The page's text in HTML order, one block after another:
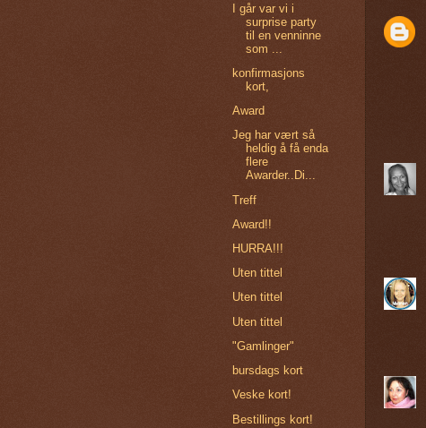
I går var vi i
surprise party
til en venninne
som ...
konfirmasjons
kort,
Award
Jeg har vært så
heldig å få enda
flere
Awarder..Di...
Treff
Award!!
HURRA!!!
Uten tittel
Uten tittel
Uten tittel
"Gamlinger"
bursdags kort
Veske kort!
Bestillings kort!